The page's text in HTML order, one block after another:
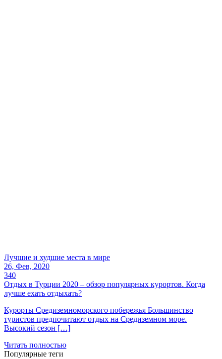
Лучшие и худшие места в мире
26, Фев, 2020
340
Отдых в Турции 2020 – обзор популярных курортов. Когда
лучше ехать отдыхать?
Курорты Средиземноморского побережья Большинство
туристов предпочитают отдых на Средиземном море.
Высокий сезон […]
Читать полностью
Популярные теги